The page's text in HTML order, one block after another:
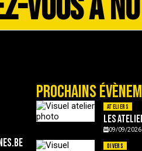
PROCHAINS
Ateliers
Les
09/09/2026
Divers